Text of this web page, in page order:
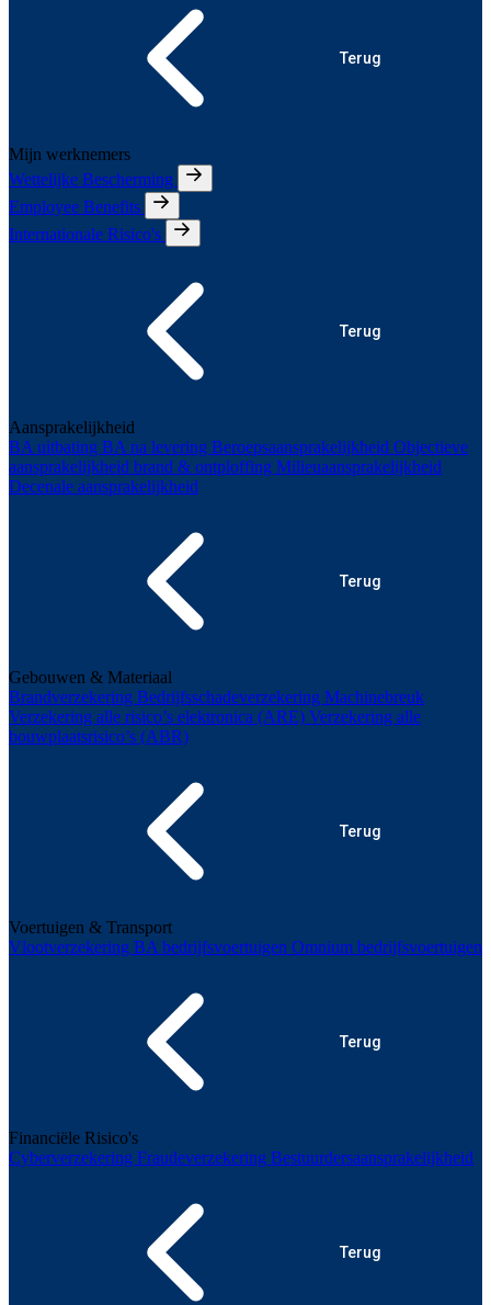
Terug
Mijn werknemers
Wettelijke Bescherming
Employee Benefits
Internationale Risico's
Terug
Aansprakelijkheid
BA uitbating BA na levering Beroepsaansprakelijkheid Objectieve
aansprakelijkheid brand & ontploffing Milieuaansprakelijkheid
Decenale aansprakelijkheid
Terug
Gebouwen & Materiaal
Brandverzekering Bedrijfsschadeverzekering Machinebreuk
Verzekering alle risico’s elektronica (ARE) Verzekering alle
bouwplaatsrisico’s (ABR)
Terug
Voertuigen & Transport
Vlootverzekering BA bedrijfsvoertuigen Omnium bedrijfsvoertuigen
Terug
Financiële Risico's
Cyberverzekering Fraudeverzekering Bestuurdersaansprakelijkheid
Terug